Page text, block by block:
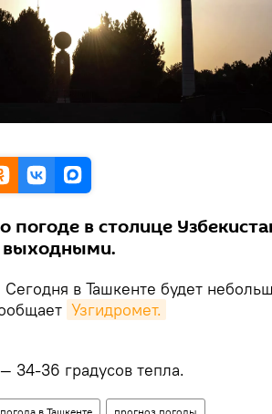
погоде в столице
выходными.
Сегодня в Ташкенте будет
Узгидромет.
34-36 градусов тепла.